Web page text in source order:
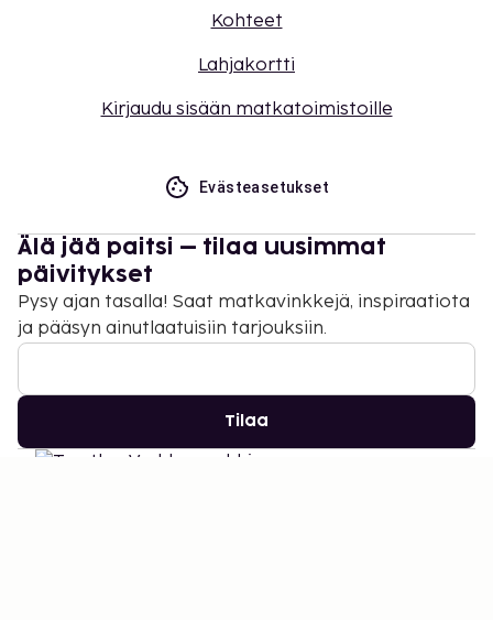
Kohteet
Lahjakortti
Kirjaudu sisään matkatoimistoille
Evästeasetukset
Älä jää paitsi – tilaa uusimmat
päivitykset
Pysy ajan tasalla! Saat matkavinkkejä, inspiraatiota
ja pääsyn ainutlaatuisiin tarjouksiin.
Tilaa